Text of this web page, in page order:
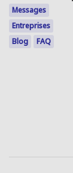
Messages
Entreprises
Blog
FAQ